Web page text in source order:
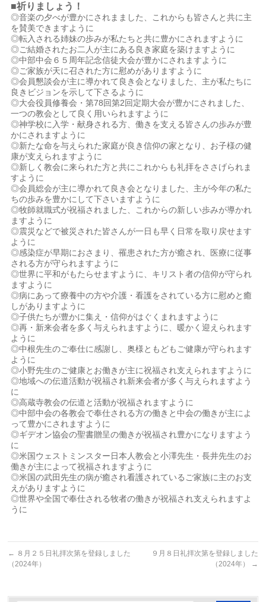
■祈りましょう！
◎音楽の夕べが豊かにされまました、これからも皆さんと共に主
を賛美できますように
◎転入される姉妹の歩みが私たちと共に豊かにされますように
◎ご結婚されたお二人が主にある良き家庭を築けますように
◎中部中会６５周年記念信徒大会が豊かにされますように
◎ご家族が天に召された方に慰めがありますように
◎会員懇談会が主に導かれて良き会となりました、主が私たちに
良きビジョンを示して下さるように
◎大会役員修養会・第78回第2回定期大会が豊かにされました、
一つの教会として良く用いられますように
◎神学校に入学・献身される方、働きを支える皆さんの歩みが豊
かにされますように
◎新たな命を与えられた家庭が良き信仰の家となり、お子様の健
康が支えられますように
◎新しく教会に来られた方と共にこれからも礼拝をささげられま
すように
◎会員総会が主に導かれて良き会となりました、主が今年の私た
ちの歩みを豊かにして下さいますように
◎牧師就職式が祝福されました、これからの新しい歩みが導かれ
ますように
◎震災などで被災された皆さんが一日も早く日常を取り戻せます
ように
◎感染症が早期におさまり、罹患された方が癒され、医療に従事
される方が守られますように
◎世界に平和がもたらせますように、キリスト者の信仰が守られ
ますように
◎病にあって療養中の方や介護・看護をされている方に慰めと癒
しがありますように
◎子供たちが豊かに集え・信仰がはぐくまれますように
◎再・新来会者を多く与えられますように、暖かく迎えられます
ように
◎中根先生のご奉仕に感謝し、奥様ともどもご健康が守られます
ように
◎小野先生のご健康とお働きが主に祝福され支えられますように
◎地域への伝道活動が祝福され新来会者が多く与えられますよう
に
◎高蔵寺教会の伝道と活動が祝福されますように
◎中部中会の各教会で奉仕される方の働きと中会の働きが主によ
って豊かにされますように
◎ギデオン協会の聖書贈呈の働きが祝福され豊かになりますよう
に
◎米国ウェストミンスター日本人教会と小澤先生・長井先生のお
働きが主によって祝福されますように
◎米国の武田先生の病が癒され看護されているご家族に主のお支
えがありますように
◎世界や全国で奉仕される牧者の働きが祝福され支えられますよ
うに
← ８月２５日礼拝次第を登録しました
（2024年）
９月８日礼拝次第を登録しました
（2024年）
→